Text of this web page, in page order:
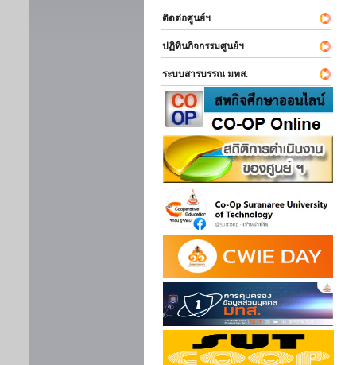
ติดต่อศูนย์ฯ
ปฏิทินกิจกรรมศูนย์ฯ
ระบบสารบรรณ มทส.